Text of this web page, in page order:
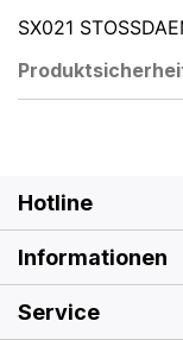
SX021
Hotline
Informationen
Service